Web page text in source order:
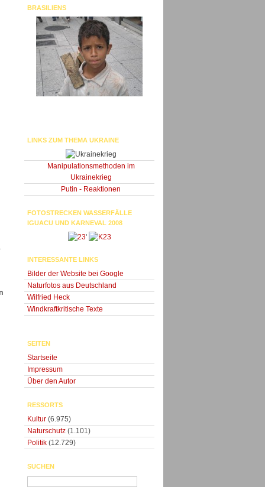
BRASILIENS
LINKS ZUM THEMA UKRAINE
Manipulationsmethoden im
Ukrainekrieg
Putin - Reaktionen
FOTOSTRECKEN WASSERFÄLLE
IGUACU UND KARNEVAL 2008
'
INTERESSANTE LINKS
Bilder der Website bei Google
Naturfotos aus Deutschland
Wilfried Heck
Windkraftkritische Texte
SEITEN
Startseite
Impressum
Über den Autor
RESSORTS
Kultur (6.975)
Naturschutz (1.101)
Politik (12.729)
SUCHEN